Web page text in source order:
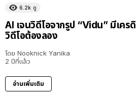
6.2k ดู
AI เจนวิดีโอจากรูป “Vidu” มีเคร
วิดีโอต้องลอง
โดย Nooknick Yanika
2 ปีที่แล้ว
อ่านเพิ่มเติม